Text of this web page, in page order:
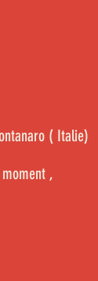
( Italie)
,